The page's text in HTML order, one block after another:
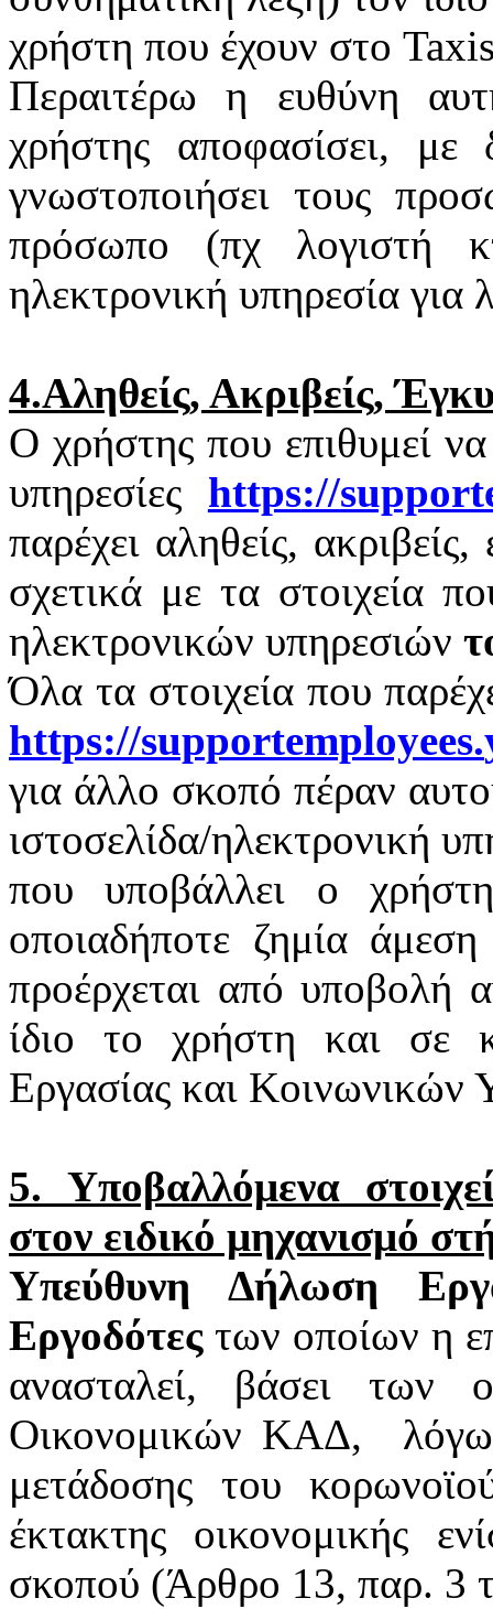
χρήστη που έχουν στο
Περαιτέρω η ευθύνη
χρήστης αποφασίσει, με
γνωστοποιήσει τους
πρόσωπο (πχ λογιστή
ηλεκτρονική υπηρεσία για
4.Αληθείς, Ακριβείς,
Ο χρήστης που επιθυμεί να
υπηρεσίες https://
παρέχει αληθείς,
σχετικά με τα στοιχεία
ηλεκτρονικών υπηρεσιών
Όλα τα στοιχεία που
https://supportemployees.
για άλλο σκοπό πέραν
ιστοσελίδα/ηλεκτρονική
που υποβάλλει ο
οποιαδήποτε ζημία
προέρχεται από υποβολή
ίδιο το χρήστη και σε
Εργασίας και Κοινωνικών
5. Υποβαλλόμενα
στον ειδικό μηχανισμό
Υπεύθυνη Δήλωση
Εργοδότεςτων οποίων η
ανασταλεί, βάσει των
Οικονομικών ΚΑΔ,
μετάδοσης του
έκτακτης οικονομικής
σκοπού (Άρθρο 13, παρ. 3